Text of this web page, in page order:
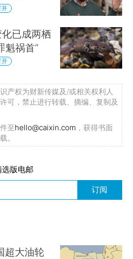
开
化已成两栖
魁祸首”
开
产权为财新传媒及/或相关权利人
可，禁止进行转载、摘编、复制及
至hello@caixin.com ，获得书面
。
版电邮
订阅
超大油轮